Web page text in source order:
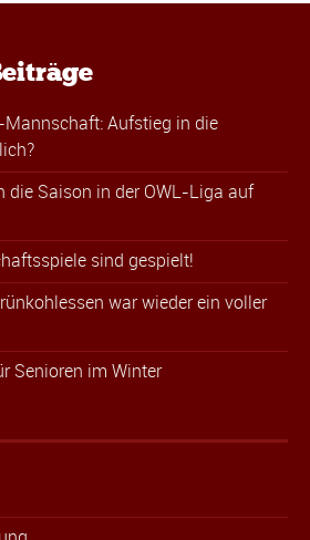
Aufstieg in die
die Saison in der OWL-Liga auf
sind gespielt!
war wieder ein voller
Senioren im Winter